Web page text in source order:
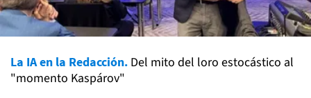
La IA en la Redacción. Del mito del loro estocástico al
"momento Kaspárov"